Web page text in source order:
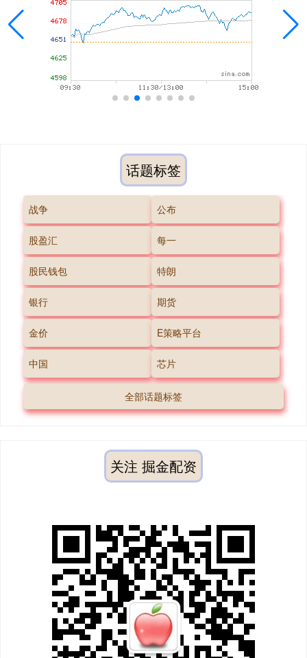
话题标签
战争 公布
股盈汇 每一
股民钱包 特朗
银行 期货
金价 E策略平台
中国 芯片
全部话题标签
关注 掘金配资